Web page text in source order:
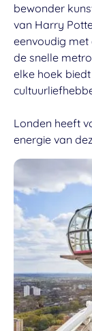
bewonder
van Harry
eenvoudig
de snelle
elke hoek biedt
Londen heeft
energie van